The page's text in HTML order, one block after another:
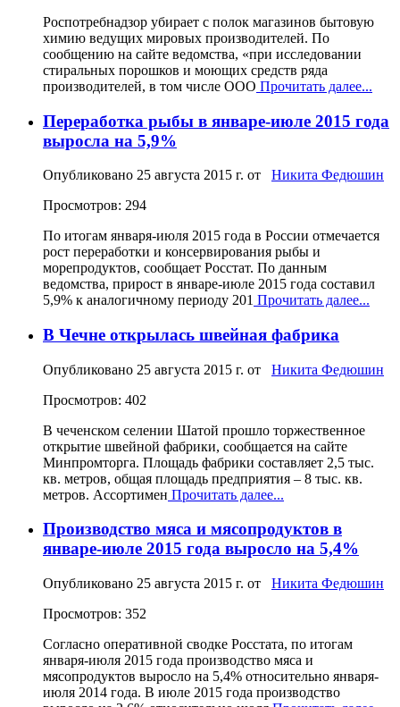
Роспотребнадзор убирает с полок магазинов бытовую
химию ведущих мировых производителей. По
сообщению на сайте ведомства, «при исследовании
стиральных порошков и моющих средств ряда
производителей, в том числе ООО Прочитать далее...
Переработка рыбы в январе-июле 2015 года
выросла на 5,9%
Опубликовано 25 августа 2015 г. от Никита Федюшин
Просмотров: 294
По итогам января-июля 2015 года в России отмечается
рост переработки и консервирования рыбы и
морепродуктов, сообщает Росстат. По данным
ведомства, прирост в январе-июле 2015 года составил
5,9% к аналогичному периоду 201 Прочитать далее...
В Чечне открылась швейная фабрика
Опубликовано 25 августа 2015 г. от Никита Федюшин
Просмотров: 402
В чеченском селении Шатой прошло торжественное
открытие швейной фабрики, сообщается на сайте
Минпромторга. Площадь фабрики составляет 2,5 тыс.
кв. метров, общая площадь предприятия – 8 тыс. кв.
метров. Ассортимен Прочитать далее...
Производство мяса и мясопродуктов в
январе-июле 2015 года выросло на 5,4%
Опубликовано 25 августа 2015 г. от Никита Федюшин
Просмотров: 352
Согласно оперативной сводке Росстата, по итогам
января-июля 2015 года производство мяса и
мясопродуктов выросло на 5,4% относительно января-
июля 2014 года. В июле 2015 года производство